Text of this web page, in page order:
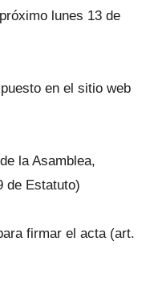
lunes 13 de
en el sitio web
la Asamblea,
de Estatuto)
firmar el acta (art.